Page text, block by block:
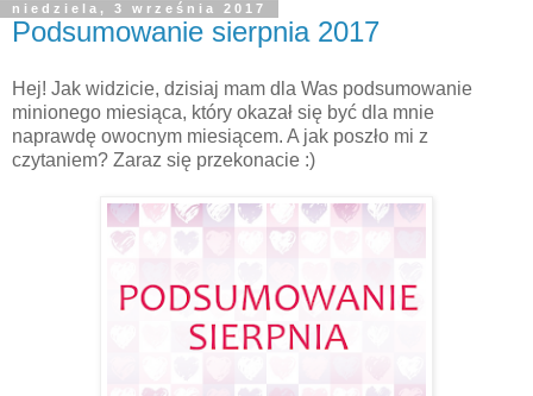
niedziela, 3 września 2017
Podsumowanie sierpnia 2017
Hej! Jak widzicie, dzisiaj mam dla Was podsumowanie
minionego miesiąca, który okazał się być dla mnie
naprawdę owocnym miesiącem. A jak poszło mi z
czytaniem? Zaraz się przekonacie :)